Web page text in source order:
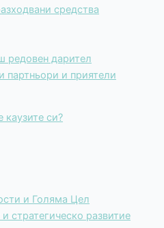
средства
редовен дарител
партньори и приятели
каузите си?
и Голяма Цел
стратегическо развитие